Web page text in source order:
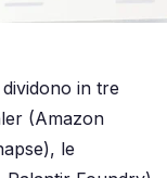
in tre
(Amazon
le